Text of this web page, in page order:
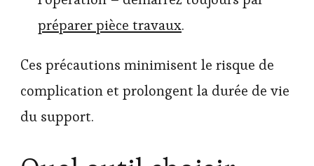
préparer pièce travaux.
Ces précautions minimisent le risque de
complication et prolongent la durée de vie
du support.